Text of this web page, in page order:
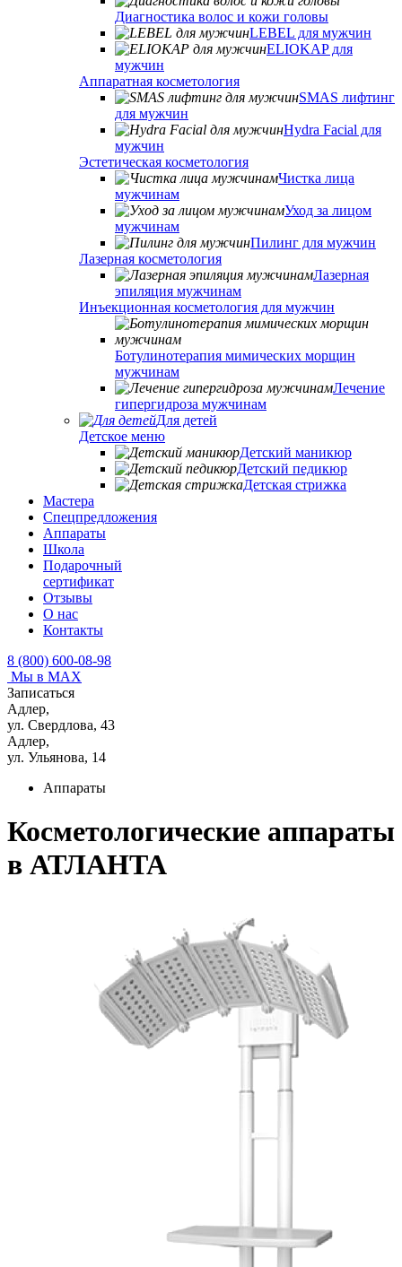
Диагностика волос и кожи головы
LEBEL для мужчин
ELIOKAP для
мужчин
Аппаратная косметология
SMAS лифтинг
для мужчин
Hydra Facial для
мужчин
Эстетическая косметология
Чистка лица
мужчинам
Уход за лицом
мужчинам
Пилинг для мужчин
Лазерная косметология
Лазерная
эпиляция мужчинам
Инъекционная косметология для мужчин
Ботулинотерапия мимических морщин
мужчинам
Лечение
гипергидроза мужчинам
Для детей
Детское меню
Детский маникюр
Детский педикюр
Детская стрижка
Мастера
Спецпредложения
Аппараты
Школа
Подарочный
сертификат
Отзывы
О нас
Контакты
8 (800) 600-08-98
Мы в MAX
Записаться
Адлер,
ул. Свердлова, 43
Адлер,
ул. Ульянова, 14
Аппараты
Косметологические аппараты
в АТЛАНТА